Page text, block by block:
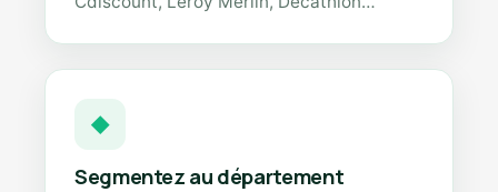
◆
Segmentez au département